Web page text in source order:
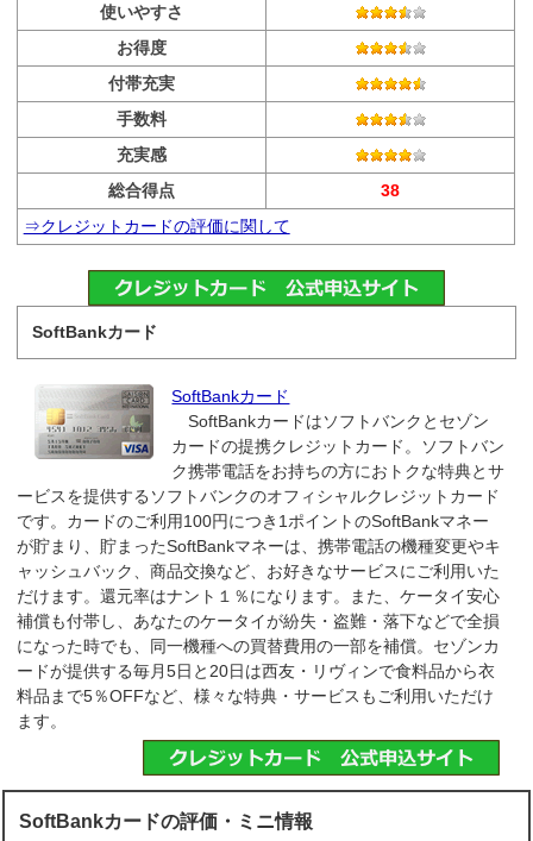
使いやすさ
お得度
付帯充実
手数料
充実感
総合得点
38
⇒クレジットカードの評価に関して
SoftBankカード
SoftBankカード
SoftBankカードはソフトバンクとセゾン
カードの提携クレジットカード。ソフトバン
ク携帯電話をお持ちの方におトクな特典とサ
ービスを提供するソフトバンクのオフィシャルクレジットカード
です。カードのご利用100円につき1ポイントのSoftBankマネー
が貯まり、貯まったSoftBankマネーは、携帯電話の機種変更やキ
ャッシュバック、商品交換など、お好きなサービスにご利用いた
だけます。還元率はナント１％になります。また、ケータイ安心
補償も付帯し、あなたのケータイが紛失・盗難・落下などで全損
になった時でも、同一機種への買替費用の一部を補償。セゾンカ
ードが提供する毎月5日と20日は西友・リヴィンで食料品から衣
料品まで5％OFFなど、様々な特典・サービスもご利用いただけ
ます。
SoftBankカードの評価・ミニ情報